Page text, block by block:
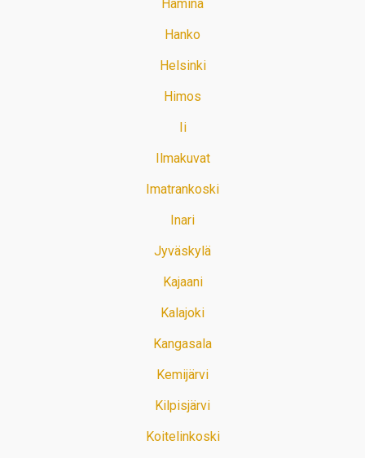
Hamina
Hanko
Helsinki
Himos
Ii
Ilmakuvat
Imatrankoski
Inari
Jyväskylä
Kajaani
Kalajoki
Kangasala
Kemijärvi
Kilpisjärvi
Koitelinkoski